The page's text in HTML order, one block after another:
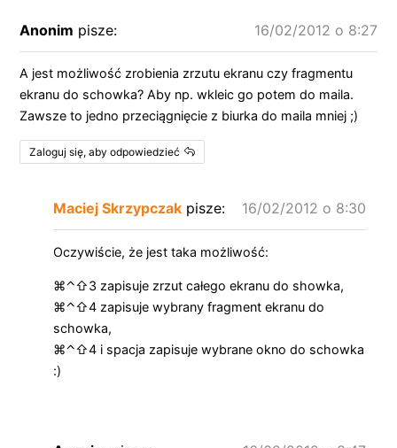
Anonim pisze: 16/02/2012 o 8:27
A jest możliwość zrobienia zrzutu ekranu czy fragmentu
ekranu do schowka? Aby np. wkleic go potem do maila.
Zawsze to jedno przeciągnięcie z biurka do maila mniej ;)
Zaloguj się, aby odpowiedzieć
Maciej Skrzypczak pisze: 16/02/2012 o 8:30
Oczywiście, że jest taka możliwość:
⌘⌃⇧3 zapisuje zrzut całego ekranu do showka,
⌘⌃⇧4 zapisuje wybrany fragment ekranu do
schowka,
⌘⌃⇧4 i spacja zapisuje wybrane okno do schowka
:)